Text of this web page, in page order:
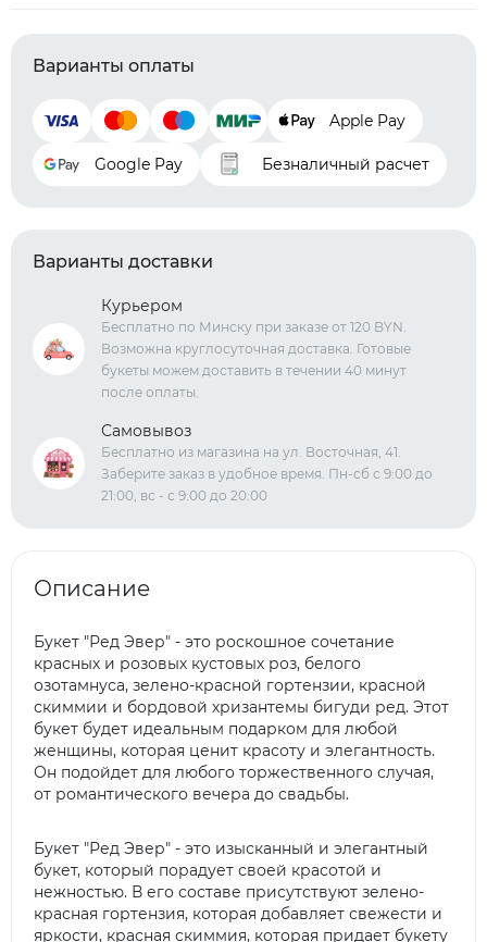
Варианты оплаты
Apple Pay
Google Pay Безналичный расчет
Варианты доставки
Курьером
Бесплатно по Минску при заказе от 120 BYN.
Возможна круглосуточная доставка. Готовые
букеты можем доставить в течении 40 минут
после оплаты.
Самовывоз
Бесплатно из магазина на ул. Восточная, 41.
Заберите заказ в удобное время. Пн-сб с 9:00 до
21:00, вс - с 9:00 до 20:00
Описание
Букет "Ред Эвер" - это роскошное сочетание
красных и розовых кустовых роз, белого
озотамнуса, зелено-красной гортензии, красной
скиммии и бордовой хризантемы бигуди ред. Этот
букет будет идеальным подарком для любой
женщины, которая ценит красоту и элегантность.
Он подойдет для любого торжественного случая,
от романтического вечера до свадьбы.
Букет "Ред Эвер" - это изысканный и элегантный
букет, который порадует своей красотой и
нежностью. В его составе присутствуют зелено-
красная гортензия, которая добавляет свежести и
яркости, красная скиммия, которая придает букету